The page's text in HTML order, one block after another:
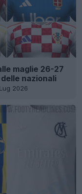
maglie 26-27
nazionali
2026